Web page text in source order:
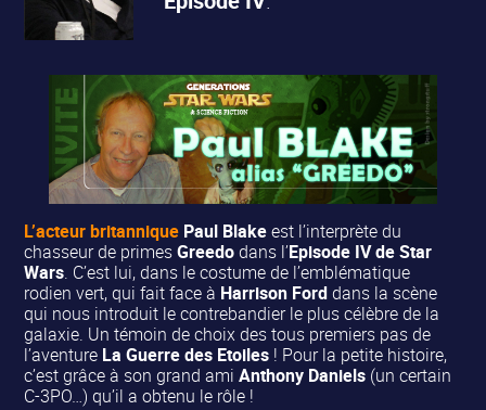
L’acteur britannique Paul Blakeest l’interprète du
chasseur de primesGreedodans l’Episode IV de Star
Wars. C’est lui, dans le costume de l’emblématique
rodien vert, qui fait face à Harrison Forddans la scène
qui nous introduit le contrebandier le plus célèbre de la
galaxie. Un témoin de choix des tous premiers pas de
l’aventure La Guerre des Etoiles ! Pour la petite histoire,
c’est grâce à son grand amiAnthony Daniels (un certain
C-3PO…) qu’il a obtenu le rôle !